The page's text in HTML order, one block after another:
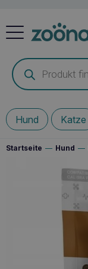
Products
search
Hund Katze
Startseite — Hund —